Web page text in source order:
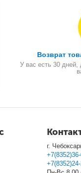
Возврат
У вас есть 30 дней,
г.